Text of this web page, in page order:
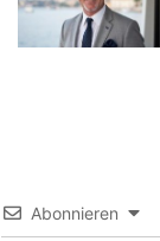
Abonnieren